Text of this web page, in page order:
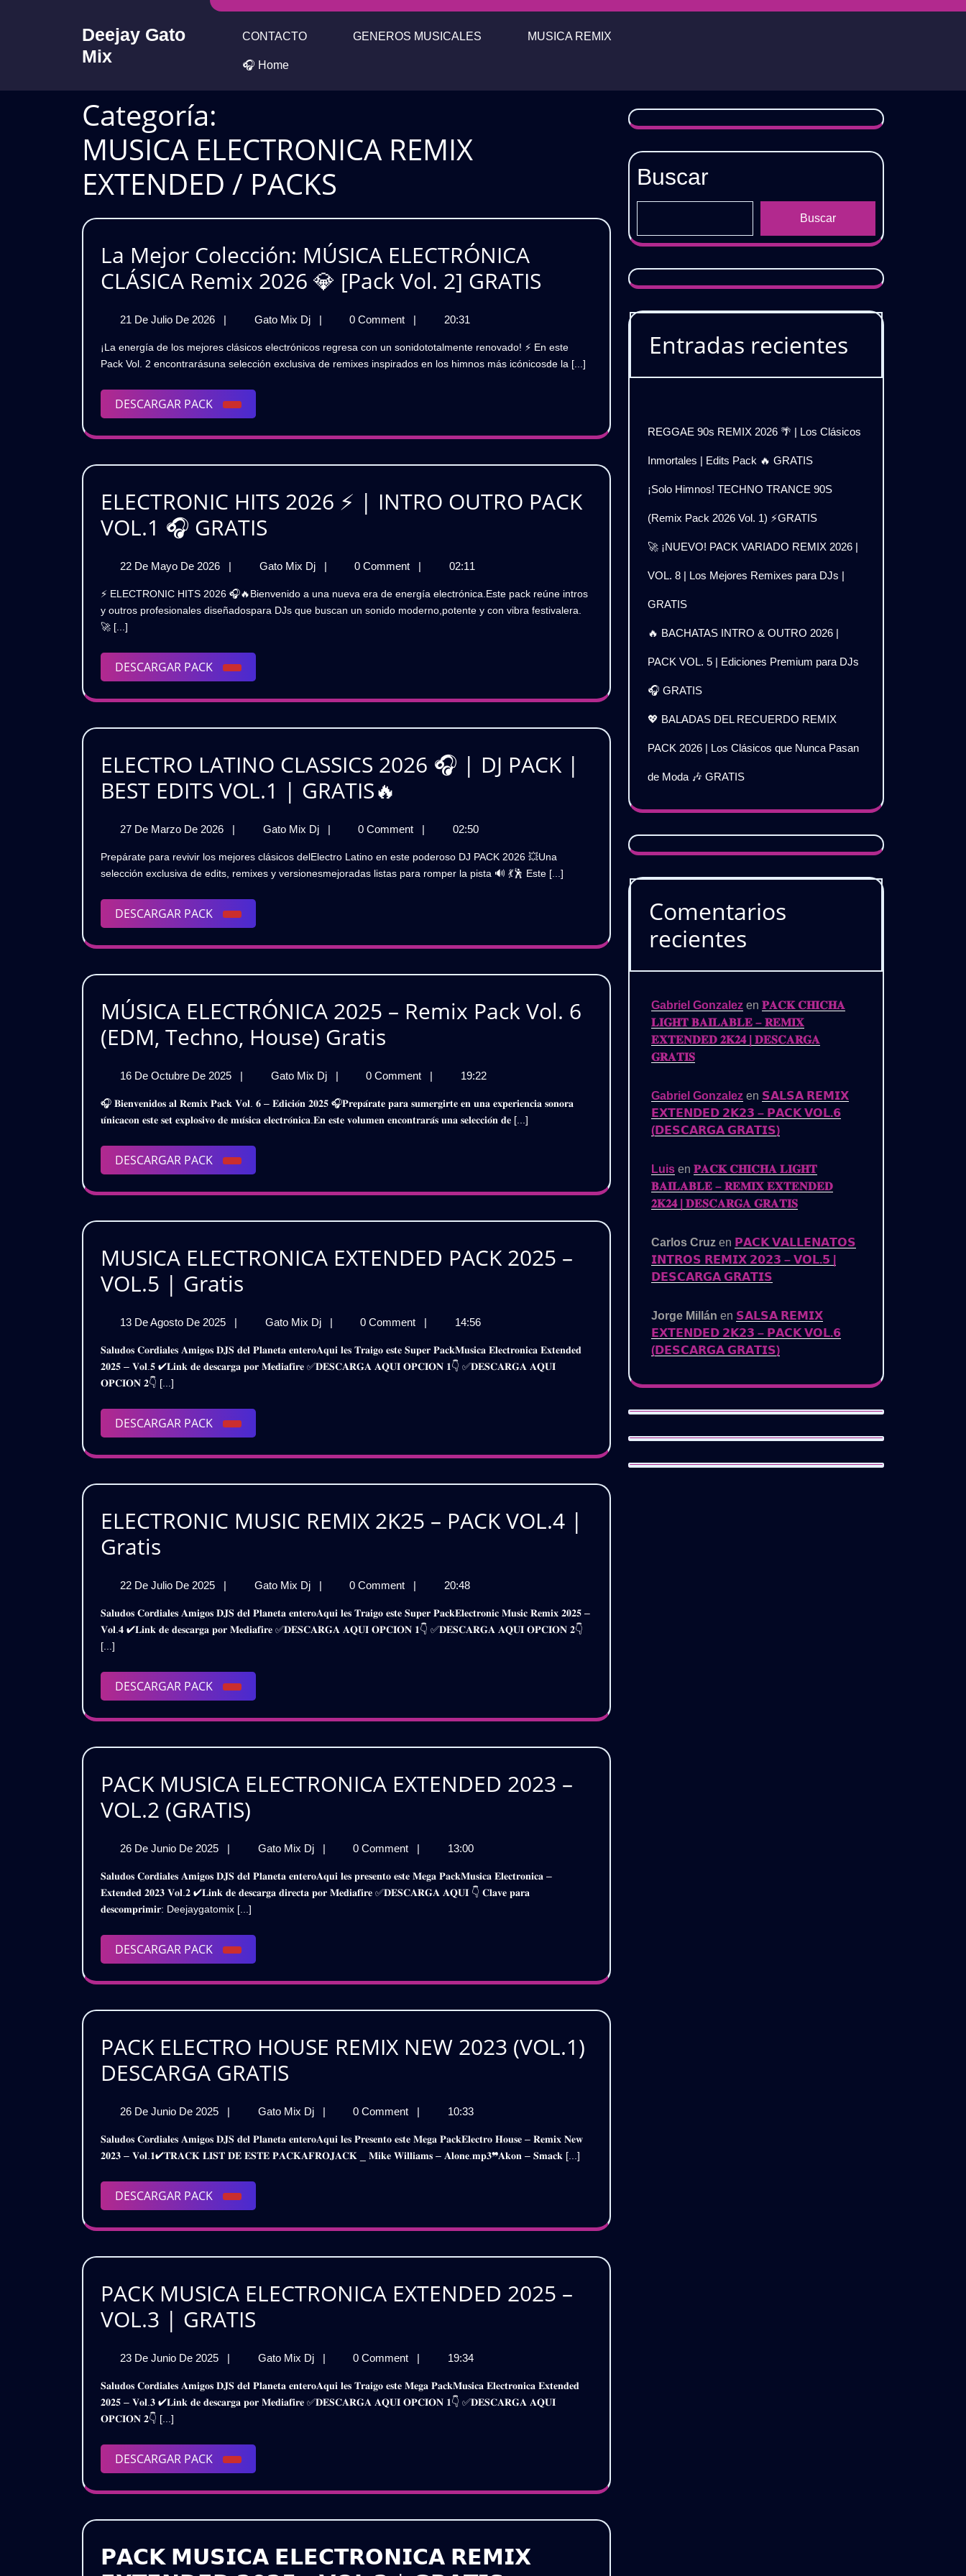
Deejay Gato
Mix
CONTACTO GENEROS MUSICALES MUSICA REMIX
🎧 Home
Categoría:
MUSICA ELECTRONICA REMIX
EXTENDED / PACKS
La Mejor Colección: MÚSICA ELECTRÓNICA
CLÁSICA Remix 2026 💎 [Pack Vol. 2] GRATIS
Colección:
MÚSICA
ELECTRÓNICA
Remix
2026
💎
[Pack
GRATIS
21 De Julio De 2026
21
Julio
De
| Gato Mix Dj
La
Colección:
MÚSICA
2]
GRATIS
| 0 Comment | 20:31
¡La energía de los mejores clásicos electrónicos regresa con un sonidototalmente renovado! ⚡ En este
Pack Vol. 2 encontrarásuna selección exclusiva de remixes inspirados en los himnos más icónicosde la [...]
DESCARGAR PACK
DESCARGAR
PACK
ELECTRONIC HITS 2026 ⚡ | INTRO OUTRO PACK
VOL.1 🎧 GRATIS
2026
⚡
PACK
VOL.1
🎧
GRATIS
22 De Mayo De 2026
22
Mayo
De
| Gato Mix Dj
ELECTRONIC
2026
⚡
| 0 Comment | 02:11
⚡ ELECTRONIC HITS 2026 🎧🔥Bienvenido a una nueva era de energía electrónica.Este pack reúne intros
y outros profesionales diseñadospara DJs que buscan un sonido moderno,potente y con vibra festivalera.
🚀 [...]
DESCARGAR PACK
DESCARGAR
PACK
ELECTRO LATINO CLASSICS 2026 🎧 | DJ PACK |
BEST EDITS VOL.1 | GRATIS🔥
CLASSICS
2026
DJ
PACK
|
BEST
VOL.1
|
GRATIS
27 De Marzo De 2026
27
Marzo
De
| Gato Mix Dj
ELECTRO
CLASSICS
2026
VOL.1
|
GRATIS
| 0 Comment | 02:50
Prepárate para revivir los mejores clásicos delElectro Latino en este poderoso DJ PACK 2026 💥Una
selección exclusiva de edits, remixes y versionesmejoradas listas para romper la pista 🔊 💃🕺 Este [...]
DESCARGAR PACK
DESCARGAR
PACK
MÚSICA ELECTRÓNICA 2025 – Remix Pack Vol. 6
(EDM, Techno, House) Gratis
2025
–
Vol.
6
(EDM,
Techno,
Gratis
16 De Octubre De 2025
16
Octubre
De
| Gato Mix Dj
MÚSICA
2025
–
Gratis
| 0 Comment | 19:22
🎧 𝐁𝐢𝐞𝐧𝐯𝐞𝐧𝐢𝐝𝐨𝐬 𝐚𝐥 𝐑𝐞𝐦𝐢𝐱 𝐏𝐚𝐜𝐤 𝐕𝐨𝐥. 𝟔 – 𝐄𝐝𝐢𝐜𝐢𝐨́𝐧 𝟐𝟎𝟐𝟓 🎧𝐏𝐫𝐞𝐩𝐚́𝐫𝐚𝐭𝐞 𝐩𝐚𝐫𝐚 𝐬𝐮𝐦𝐞𝐫𝐠𝐢𝐫𝐭𝐞 𝐞𝐧 𝐮𝐧𝐚 𝐞𝐱𝐩𝐞𝐫𝐢𝐞𝐧𝐜𝐢𝐚 𝐬𝐨𝐧𝐨𝐫𝐚
𝐮́𝐧𝐢𝐜𝐚𝐜𝐨𝐧 𝐞𝐬𝐭𝐞 𝐬𝐞𝐭 𝐞𝐱𝐩𝐥𝐨𝐬𝐢𝐯𝐨 𝐝𝐞 𝐦𝐮́𝐬𝐢𝐜𝐚 𝐞𝐥𝐞𝐜𝐭𝐫𝐨́𝐧𝐢𝐜𝐚.𝐄𝐧 𝐞𝐬𝐭𝐞 𝐯𝐨𝐥𝐮𝐦𝐞𝐧 𝐞𝐧𝐜𝐨𝐧𝐭𝐫𝐚𝐫𝐚́𝐬 𝐮𝐧𝐚 𝐬𝐞𝐥𝐞𝐜𝐜𝐢𝐨́𝐧 𝐝𝐞 [...]
DESCARGAR PACK
DESCARGAR
PACK
MUSICA ELECTRONICA EXTENDED PACK 2025 –
VOL.5 | Gratis
EXTENDED
PACK
–
VOL.5
|
Gratis
13 De Agosto De 2025
13
Agosto
De
| Gato Mix Dj
MUSICA
EXTENDED
PACK
| 0 Comment | 14:56
𝐒𝐚𝐥𝐮𝐝𝐨𝐬 𝐂𝐨𝐫𝐝𝐢𝐚𝐥𝐞𝐬 𝐀𝐦𝐢𝐠𝐨𝐬 𝐃𝐉𝐒 𝐝𝐞𝐥 𝐏𝐥𝐚𝐧𝐞𝐭𝐚 𝐞𝐧𝐭𝐞𝐫𝐨𝐀𝐪𝐮𝐢 𝐥𝐞𝐬 𝐓𝐫𝐚𝐢𝐠𝐨 𝐞𝐬𝐭𝐞 𝐒𝐮𝐩𝐞𝐫 𝐏𝐚𝐜𝐤𝐌𝐮𝐬𝐢𝐜𝐚 𝐄𝐥𝐞𝐜𝐭𝐫𝐨𝐧𝐢𝐜𝐚 𝐄𝐱𝐭𝐞𝐧𝐝𝐞𝐝
𝟐𝟎𝟐𝟓 – 𝐕𝐨𝐥.𝟓 ✔𝐋𝐢𝐧𝐤 𝐝𝐞 𝐝𝐞𝐬𝐜𝐚𝐫𝐠𝐚 𝐩𝐨𝐫 𝐌𝐞𝐝𝐢𝐚𝐟𝐢𝐫𝐞 ✅𝐃𝐄𝐒𝐂𝐀𝐑𝐆𝐀 𝐀𝐐𝐔𝐈 𝐎𝐏𝐂𝐈𝐎𝐍 𝟏👇 ✅𝐃𝐄𝐒𝐂𝐀𝐑𝐆𝐀 𝐀𝐐𝐔𝐈
𝐎𝐏𝐂𝐈𝐎𝐍 𝟐👇 [...]
DESCARGAR PACK
DESCARGAR
PACK
ELECTRONIC MUSIC REMIX 2K25 – PACK VOL.4 |
Gratis
REMIX
2K25
PACK
VOL.4
|
Gratis
22 De Julio De 2025
22
Julio
De
| Gato Mix Dj
ELECTRONIC
REMIX
2K25
| 0 Comment | 20:48
𝐒𝐚𝐥𝐮𝐝𝐨𝐬 𝐂𝐨𝐫𝐝𝐢𝐚𝐥𝐞𝐬 𝐀𝐦𝐢𝐠𝐨𝐬 𝐃𝐉𝐒 𝐝𝐞𝐥 𝐏𝐥𝐚𝐧𝐞𝐭𝐚 𝐞𝐧𝐭𝐞𝐫𝐨𝐀𝐪𝐮𝐢 𝐥𝐞𝐬 𝐓𝐫𝐚𝐢𝐠𝐨 𝐞𝐬𝐭𝐞 𝐒𝐮𝐩𝐞𝐫 𝐏𝐚𝐜𝐤𝐄𝐥𝐞𝐜𝐭𝐫𝐨𝐧𝐢𝐜 𝐌𝐮𝐬𝐢𝐜 𝐑𝐞𝐦𝐢𝐱 𝟐𝟎𝟐𝟓 –
𝐕𝐨𝐥.𝟒 ✔𝐋𝐢𝐧𝐤 𝐝𝐞 𝐝𝐞𝐬𝐜𝐚𝐫𝐠𝐚 𝐩𝐨𝐫 𝐌𝐞𝐝𝐢𝐚𝐟𝐢𝐫𝐞 ✅𝐃𝐄𝐒𝐂𝐀𝐑𝐆𝐀 𝐀𝐐𝐔𝐈 𝐎𝐏𝐂𝐈𝐎𝐍 𝟏👇 ✅𝐃𝐄𝐒𝐂𝐀𝐑𝐆𝐀 𝐀𝐐𝐔𝐈 𝐎𝐏𝐂𝐈𝐎𝐍 𝟐👇
[...]
DESCARGAR PACK
DESCARGAR
PACK
PACK MUSICA ELECTRONICA EXTENDED 2023 –
VOL.2 (GRATIS)
ELECTRONICA
EXTENDED
2023
–
VOL.2
(GRATIS)
26 De Junio De 2025
26
Junio
De
2025
| Gato Mix Dj
PACK
ELECTRONICA
EXTENDED
| 0 Comment | 13:00
𝐒𝐚𝐥𝐮𝐝𝐨𝐬 𝐂𝐨𝐫𝐝𝐢𝐚𝐥𝐞𝐬 𝐀𝐦𝐢𝐠𝐨𝐬 𝐃𝐉𝐒 𝐝𝐞𝐥 𝐏𝐥𝐚𝐧𝐞𝐭𝐚 𝐞𝐧𝐭𝐞𝐫𝐨𝐀𝐪𝐮𝐢 𝐥𝐞𝐬 𝐩𝐫𝐞𝐬𝐞𝐧𝐭𝐨 𝐞𝐬𝐭𝐞 𝐌𝐞𝐠𝐚 𝐏𝐚𝐜𝐤𝐌𝐮𝐬𝐢𝐜𝐚 𝐄𝐥𝐞𝐜𝐭𝐫𝐨𝐧𝐢𝐜𝐚 –
𝐄𝐱𝐭𝐞𝐧𝐝𝐞𝐝 𝟐𝟎𝟐𝟑 𝐕𝐨𝐥.𝟐 ✔𝐋𝐢𝐧𝐤 𝐝𝐞 𝐝𝐞𝐬𝐜𝐚𝐫𝐠𝐚 𝐝𝐢𝐫𝐞𝐜𝐭𝐚 𝐩𝐨𝐫 𝐌𝐞𝐝𝐢𝐚𝐟𝐢𝐫𝐞 ✅𝐃𝐄𝐒𝐂𝐀𝐑𝐆𝐀 𝐀𝐐𝐔𝐈 👇 𝐂𝐥𝐚𝐯𝐞 𝐩𝐚𝐫𝐚
𝐝𝐞𝐬𝐜𝐨𝐦𝐩𝐫𝐢𝐦𝐢𝐫: Deejaygatomix [...]
DESCARGAR PACK
DESCARGAR
PACK
PACK ELECTRO HOUSE REMIX NEW 2023 (VOL.1)
DESCARGA GRATIS
HOUSE
REMIX
(VOL.1)
DESCARGA
GRATIS
26 De Junio De 2025
26
Junio
De
| Gato Mix Dj
PACK
HOUSE
REMIX
| 0 Comment | 10:33
𝐒𝐚𝐥𝐮𝐝𝐨𝐬 𝐂𝐨𝐫𝐝𝐢𝐚𝐥𝐞𝐬 𝐀𝐦𝐢𝐠𝐨𝐬 𝐃𝐉𝐒 𝐝𝐞𝐥 𝐏𝐥𝐚𝐧𝐞𝐭𝐚 𝐞𝐧𝐭𝐞𝐫𝐨𝐀𝐪𝐮𝐢 𝐥𝐞𝐬 𝐏𝐫𝐞𝐬𝐞𝐧𝐭𝐨 𝐞𝐬𝐭𝐞 𝐌𝐞𝐠𝐚 𝐏𝐚𝐜𝐤𝐄𝐥𝐞𝐜𝐭𝐫𝐨 𝐇𝐨𝐮𝐬𝐞 – 𝐑𝐞𝐦𝐢𝐱 𝐍𝐞𝐰
𝟐𝟎𝟐𝟑 – 𝐕𝐨𝐥.𝟏✔𝐓𝐑𝐀𝐂𝐊 𝐋𝐈𝐒𝐓 𝐃𝐄 𝐄𝐒𝐓𝐄 𝐏𝐀𝐂𝐊𝐀𝐅𝐑𝐎𝐉𝐀𝐂𝐊 _ 𝐌𝐢𝐤𝐞 𝐖𝐢𝐥𝐥𝐢𝐚𝐦𝐬 – 𝐀𝐥𝐨𝐧𝐞.𝐦𝐩𝟑❞𝐀𝐤𝐨𝐧 – 𝐒𝐦𝐚𝐜𝐤 [...]
DESCARGAR PACK
DESCARGAR
PACK
PACK MUSICA ELECTRONICA EXTENDED 2025 –
VOL.3 | GRATIS
ELECTRONICA
EXTENDED
–
VOL.3
|
GRATIS
23 De Junio De 2025
23
Junio
De
| Gato Mix Dj
PACK
ELECTRONICA
EXTENDED
| 0 Comment | 19:34
𝐒𝐚𝐥𝐮𝐝𝐨𝐬 𝐂𝐨𝐫𝐝𝐢𝐚𝐥𝐞𝐬 𝐀𝐦𝐢𝐠𝐨𝐬 𝐃𝐉𝐒 𝐝𝐞𝐥 𝐏𝐥𝐚𝐧𝐞𝐭𝐚 𝐞𝐧𝐭𝐞𝐫𝐨𝐀𝐪𝐮𝐢 𝐥𝐞𝐬 𝐓𝐫𝐚𝐢𝐠𝐨 𝐞𝐬𝐭𝐞 𝐌𝐞𝐠𝐚 𝐏𝐚𝐜𝐤𝐌𝐮𝐬𝐢𝐜𝐚 𝐄𝐥𝐞𝐜𝐭𝐫𝐨𝐧𝐢𝐜𝐚 𝐄𝐱𝐭𝐞𝐧𝐝𝐞𝐝
𝟐𝟎𝟐𝟓 – 𝐕𝐨𝐥.𝟑 ✔𝐋𝐢𝐧𝐤 𝐝𝐞 𝐝𝐞𝐬𝐜𝐚𝐫𝐠𝐚 𝐩𝐨𝐫 𝐌𝐞𝐝𝐢𝐚𝐟𝐢𝐫𝐞 ✅𝐃𝐄𝐒𝐂𝐀𝐑𝐆𝐀 𝐀𝐐𝐔𝐈 𝐎𝐏𝐂𝐈𝐎𝐍 𝟏👇 ✅𝐃𝐄𝐒𝐂𝐀𝐑𝐆𝐀 𝐀𝐐𝐔𝐈
𝐎𝐏𝐂𝐈𝐎𝐍 𝟐👇 [...]
DESCARGAR PACK
DESCARGAR
PACK
𝗣𝗔𝗖𝗞 𝗠𝗨𝗦𝗜𝗖𝗔 𝗘𝗟𝗘𝗖𝗧𝗥𝗢𝗡𝗜𝗖𝗔 𝗥𝗘𝗠𝗜𝗫
Buscar
Buscar
Entradas recientes
REGGAE 90s REMIX 2026 🌴 | Los Clásicos
Inmortales | Edits Pack 🔥 GRATIS
¡Solo Himnos! TECHNO TRANCE 90S
(Remix Pack 2026 Vol. 1) ⚡GRATIS
🚀 ¡NUEVO! PACK VARIADO REMIX 2026 |
VOL. 8 | Los Mejores Remixes para DJs |
GRATIS
🔥 BACHATAS INTRO & OUTRO 2026 |
PACK VOL. 5 | Ediciones Premium para DJs
🎧 GRATIS
💖 BALADAS DEL RECUERDO REMIX
PACK 2026 | Los Clásicos que Nunca Pasan
de Moda 🎶 GRATIS
Comentarios
recientes
Gabriel Gonzalez en 𝐏𝐀𝐂𝐊 𝐂𝐇𝐈𝐂𝐇𝐀
𝐋𝐈𝐆𝐇𝐓 𝐁𝐀𝐈𝐋𝐀𝐁𝐋𝐄 – 𝐑𝐄𝐌𝐈𝐗
𝐄𝐗𝐓𝐄𝐍𝐃𝐄𝐃 𝟐𝐊𝟐𝟒 | 𝐃𝐄𝐒𝐂𝐀𝐑𝐆𝐀
𝐆𝐑𝐀𝐓𝐈𝐒
Gabriel Gonzalez en 𝗦𝗔𝗟𝗦𝗔 𝗥𝗘𝗠𝗜𝗫
𝗘𝗫𝗧𝗘𝗡𝗗𝗘𝗗 𝟮𝗞𝟮𝟯 – 𝗣𝗔𝗖𝗞 𝗩𝗢𝗟.𝟲
(𝗗𝗘𝗦𝗖𝗔𝗥𝗚𝗔 𝗚𝗥𝗔𝗧𝗜𝗦)
Luis en 𝐏𝐀𝐂𝐊 𝐂𝐇𝐈𝐂𝐇𝐀 𝐋𝐈𝐆𝐇𝐓
𝐁𝐀𝐈𝐋𝐀𝐁𝐋𝐄 – 𝐑𝐄𝐌𝐈𝐗 𝐄𝐗𝐓𝐄𝐍𝐃𝐄𝐃
𝟐𝐊𝟐𝟒 | 𝐃𝐄𝐒𝐂𝐀𝐑𝐆𝐀 𝐆𝐑𝐀𝐓𝐈𝐒
Carlos Cruz en 𝗣𝗔𝗖𝗞 𝗩𝗔𝗟𝗟𝗘𝗡𝗔𝗧𝗢𝗦
𝗜𝗡𝗧𝗥𝗢𝗦 𝗥𝗘𝗠𝗜𝗫 𝟮𝟬𝟮𝟯 – 𝗩𝗢𝗟.𝟱 |
𝗗𝗘𝗦𝗖𝗔𝗥𝗚𝗔 𝗚𝗥𝗔𝗧𝗜𝗦
Jorge Millán en 𝗦𝗔𝗟𝗦𝗔 𝗥𝗘𝗠𝗜𝗫
𝗘𝗫𝗧𝗘𝗡𝗗𝗘𝗗 𝟮𝗞𝟮𝟯 – 𝗣𝗔𝗖𝗞 𝗩𝗢𝗟.𝟲
(𝗗𝗘𝗦𝗖𝗔𝗥𝗚𝗔 𝗚𝗥𝗔𝗧𝗜𝗦)